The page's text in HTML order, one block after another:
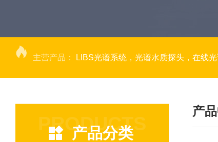
主营产品： LIBS光谱系统，光谱水质探头，在线光谱分析，高光谱相机，量
PRODUCTS
产品分类
产